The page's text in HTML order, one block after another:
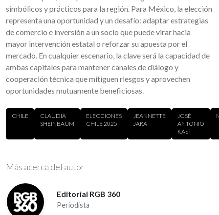
simbólicos y prácticos para la región. Para México, la elección
representa una oportunidad y un desafío: adaptar estrategias
de comercio e inversión a un socio que puede virar hacia
mayor intervención estatal o reforzar su apuesta por el
mercado. En cualquier escenario, la clave será la capacidad de
ambas capitales para mantener canales de diálogo y
cooperación técnica que mitiguen riesgos y aprovechen
oportunidades mutuamente beneficiosas.
CHILE
CLAUDIA
SHEINBAUM
ELECCIONES
CHILE 2025
JEANNETTE
JARA
JOSÉ
ANTONIO
KAST
Más acerca del autor
Editorial RGB 360
Periodista